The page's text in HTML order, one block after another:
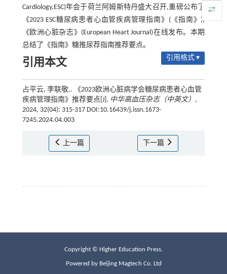
Cardiology,ESC)年会于荷兰阿姆斯特丹盛大召开,重磅公布了
《2023 ESC糖尿病患者心血管疾病管理指南》(《指南》),
《欧洲心脏杂志》(European Heart Journal)在线发布。本期
总结了《指南》糖推尿荐指南推荐要点。
引用本文 引用格式 ▾
占平云, 李联敬,. 《2023欧洲心脏病学会糖尿病患者心血管
疾病管理指南》推荐要点[J]. 中华高血压杂志（中英文） ,
2024, 32(04): 315-317 DOI:10.16439/j.issn.1673-
7245.2024.04.003
上一篇 下一篇
Copyright © Higher Education Press.
Powered by Beijing Magtech Co. Ltd